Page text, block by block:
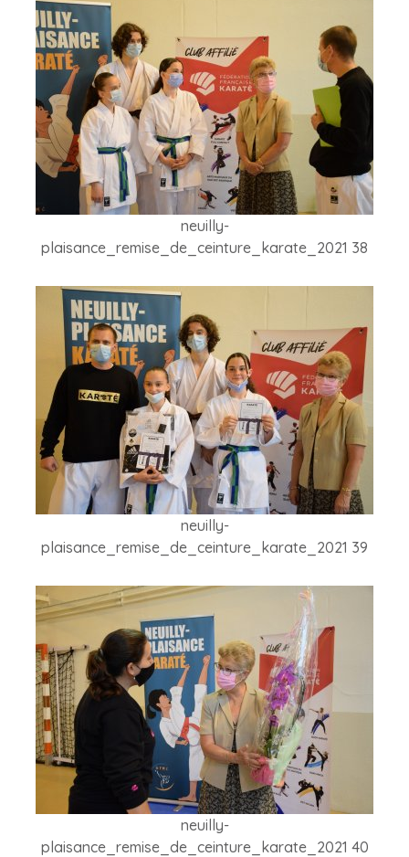
neuilly-
plaisance_remise_de_ceinture_karate_2021 38
neuilly-
plaisance_remise_de_ceinture_karate_2021 39
neuilly-
plaisance_remise_de_ceinture_karate_2021 40